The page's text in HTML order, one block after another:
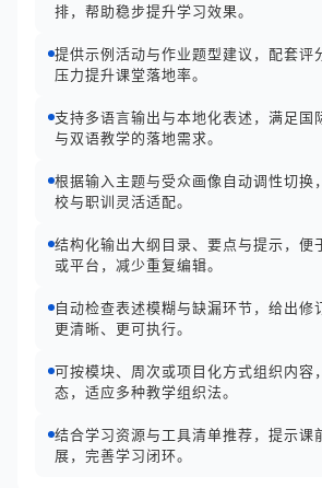
排，帮助稳步提升学习效果。
提供示例活动与作业题型建议，配套评
压力提升课堂落地率。
支持多语言输出与本地化表述，满足国
与双语教学的落地需求。
根据输入主题与受众画像自动调性切换
校与职训灵活适配。
结构化输出大纲目录、要点与提示，便
或平台，减少重复编辑。
自动检查表述模糊与缺漏环节，给出修
更清晰、更可执行。
可按模块、周次或项目化方式组织内容
态，适应多种教学组织法。
结合学习资源与工具清单推荐，提示课
展，完善学习闭环。